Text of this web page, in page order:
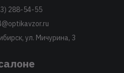
288-54-55
ул. Мичурина, 3